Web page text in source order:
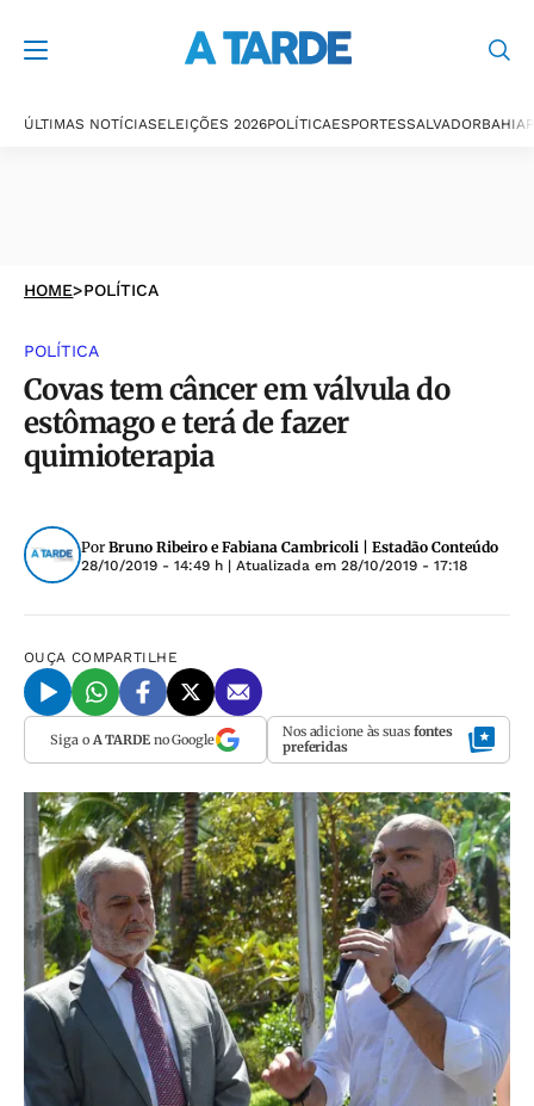
ÚLTIMAS NOTÍCIASELEIÇÕES 2026POLÍTICAESPORTESSALVADORBAHIA
HOME>POLÍTICA
POLÍTICA
Covas tem câncer em válvula do
estômago e terá de fazer
quimioterapia
Por Bruno Ribeiro e Fabiana Cambricoli | Estadão Conteúdo
28/10/2019 - 14:49 h | Atualizada em 28/10/2019 - 17:18
OUÇA COMPARTILHE
Siga o A TARDEno Google Nos adicione às suas fontes
preferidas